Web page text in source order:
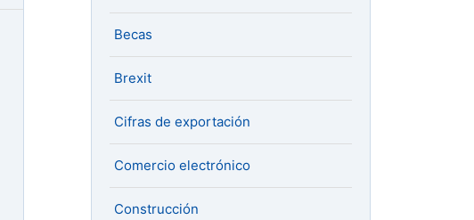
Becas
Brexit
Cifras de exportación
Comercio electrónico
Construcción